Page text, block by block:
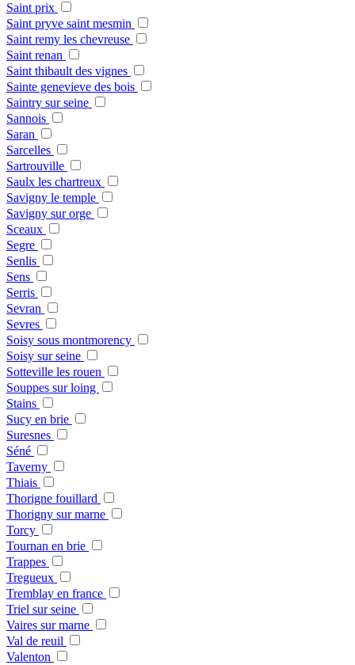
Saint prix
Saint pryve saint mesmin
Saint remy les chevreuse
Saint renan
Saint thibault des vignes
Sainte genevieve des bois
Saintry sur seine
Sannois
Saran
Sarcelles
Sartrouville
Saulx les chartreux
Savigny le temple
Savigny sur orge
Sceaux
Segre
Senlis
Sens
Serris
Sevran
Sevres
Soisy sous montmorency
Soisy sur seine
Sotteville les rouen
Souppes sur loing
Stains
Sucy en brie
Suresnes
Séné
Taverny
Thiais
Thorigne fouillard
Thorigny sur marne
Torcy
Tournan en brie
Trappes
Tregueux
Tremblay en france
Triel sur seine
Vaires sur marne
Val de reuil
Valenton